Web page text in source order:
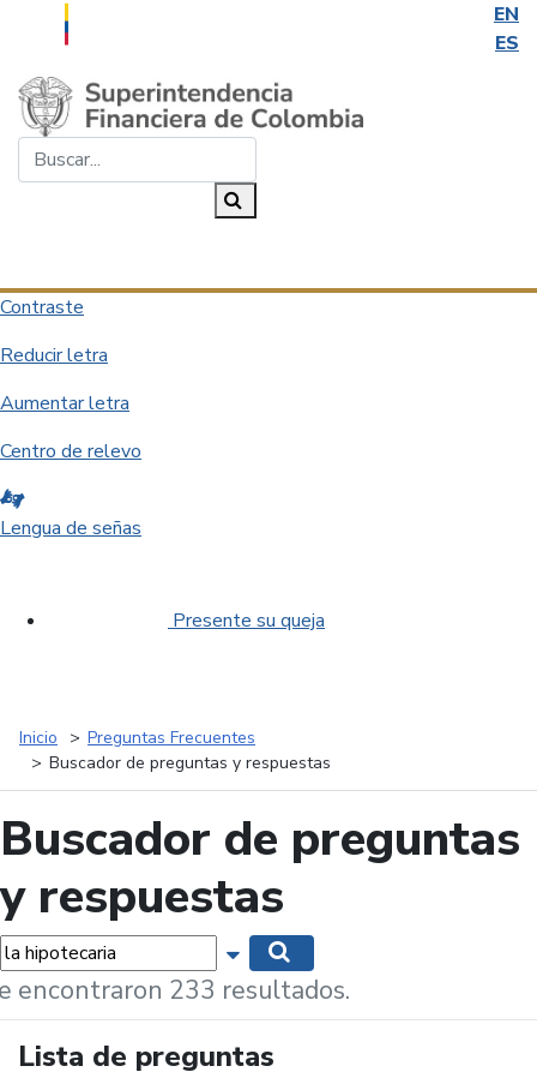
EN
ES
Saltar al contenido principal
Contraste
Reducir letra
Aumentar letra
Centro de relevo
Lengua de señas
Presente su queja
Inicio
Preguntas Frecuentes
Buscador de preguntas y respuestas
Buscador de preguntas
y respuestas
Mostrar opciones de búsqueda
encontraron 233 resultados.
Lista de preguntas